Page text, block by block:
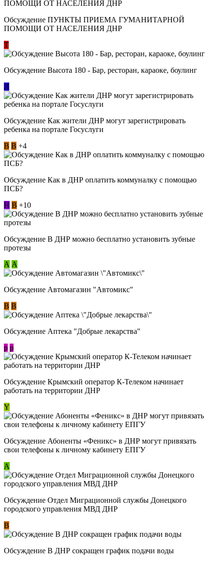
Обсуждение ​ПУНКТЫ ПРИЕМА ГУМАНИТАРНОЙ
ПОМОЩИ ОТ НАСЕЛЕНИЯ ДНР
Т
Обсуждение Высота 180 - Бар, ресторан, караоке, боулинг
Л
Обсуждение Как жители ДНР могут зарегистрировать
ребенка на портале Госуслуги
В В +4
Обсуждение Как в ДНР оплатить коммуналку с помощью
ПСБ?
Н В +10
Обсуждение В ДНР можно бесплатно установить зубные
протезы
А А
Обсуждение Автомагазин "Автомикс"
В В
Обсуждение Аптека "Добрые лекарства"
p p
Обсуждение Крымский оператор К-Телеком начинает
работать на территории ДНР
Y
Обсуждение ​Абоненты «Феникс» в ДНР могут привязать
свои телефоны к личному кабинету ЕПГУ
А
Обсуждение Отдел Миграционной службы Донецкого
городского управления МВД ДНР
В
Обсуждение В ДНР сокращен график подачи воды